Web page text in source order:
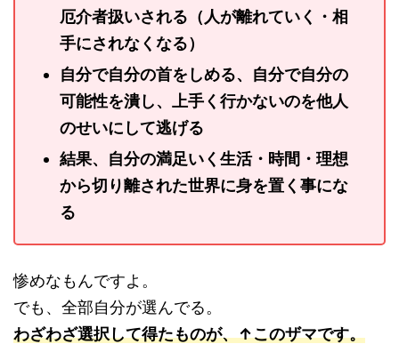
厄介者扱いされる（人が離れていく・相
手にされなくなる）
自分で自分の首をしめる、自分で自分の
可能性を潰し、上手く行かないのを他人
のせいにして逃げる
結果、自分の満足いく生活・時間・理想
から切り離された世界に身を置く事にな
る
惨めなもんですよ。
でも、全部自分が選んでる。
わざわざ選択して得たものが、↑このザマです。